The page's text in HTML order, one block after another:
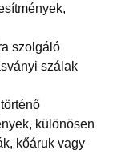
szolgáló
szálak
különösen
kőáruk vagy